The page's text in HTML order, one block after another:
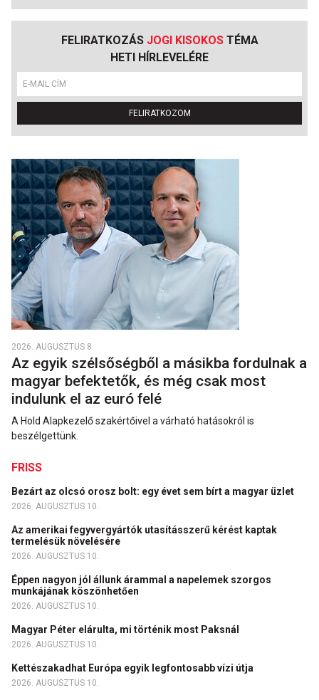
FELIRATKOZÁS JOGI KISOKOSTÉMA
HETI HÍRLEVELÉRE
FELIRATKOZOM
2026. AUGUSZTUS 8.
Az egyik szélsőségből a másikba fordulnak a
magyar befektetők, és még csak most
indulunk el az euró felé
A Hold Alapkezelő szakértőivel a várható hatásokról is
beszélgettünk.
FRISS
Bezárt az olcsó orosz bolt: egy évet sem bírt a magyar üzlet
2026. AUGUSZTUS 10.
Az amerikai fegyvergyártók utasításszerű kérést kaptak
termelésük növelésére
2026. AUGUSZTUS 10.
Éppen nagyon jól állunk árammal a napelemek szorgos
munkájának köszönhetően
2026. AUGUSZTUS 10.
Magyar Péter elárulta, mi történik most Paksnál
2026. AUGUSZTUS 10.
Kettészakadhat Európa egyik legfontosabb vízi útja
2026. AUGUSZTUS 10.